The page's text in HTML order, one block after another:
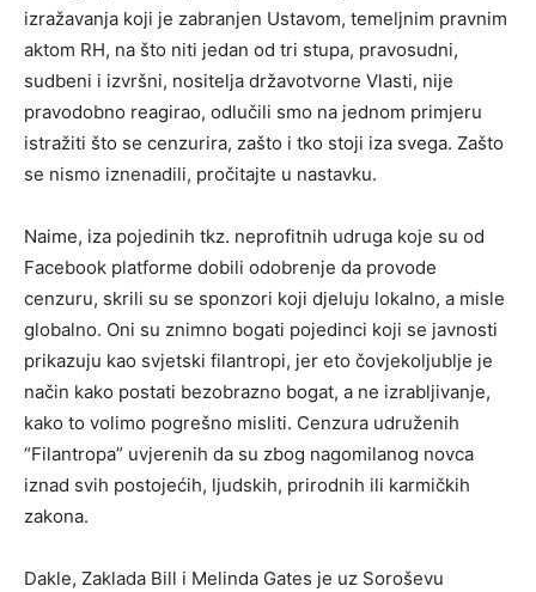
izražavanja koji je zabranjen Ustavom, temeljnim pravnim
aktom RH, na što niti jedan od tri stupa, pravosudni,
sudbeni i izvršni, nositelja državotvorne Vlasti, nije
pravodobno reagirao, odlučili smo na jednom primjeru
istražiti što se cenzurira, zašto i tko stoji iza svega. Zašto
se nismo iznenadili, pročitajte u nastavku.
Naime, iza pojedinih tkz. neprofitnih udruga koje su od
Facebook platforme dobili odobrenje da provode
cenzuru, skrili su se sponzori koji djeluju lokalno, a misle
globalno. Oni su znimno bogati pojedinci koji se javnosti
prikazuju kao svjetski filantropi, jer eto čovjekoljublje je
način kako postati bezobrazno bogat, a ne izrabljivanje,
kako to volimo pogrešno misliti. Cenzura udruženih
“Filantropa” uvjerenih da su zbog nagomilanog novca
iznad svih postojećih, ljudskih, prirodnih ili karmičkih
zakona.
Dakle, Zaklada Bill i Melinda Gates je uz Soroševu